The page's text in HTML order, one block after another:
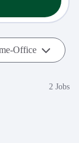
Office
2 Jobs